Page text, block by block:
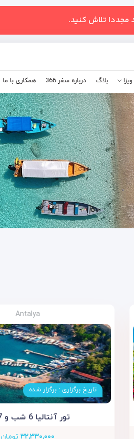
مجددا تلاش کنید.
بلاگ درباره سفر 366 همکاری با ما
Antalya
تاریخ برگزاری : برگزار شده
تور آنتالیا 6 شب و 7 روز
۳۲,۳۳۰,۰۰۰ تومان